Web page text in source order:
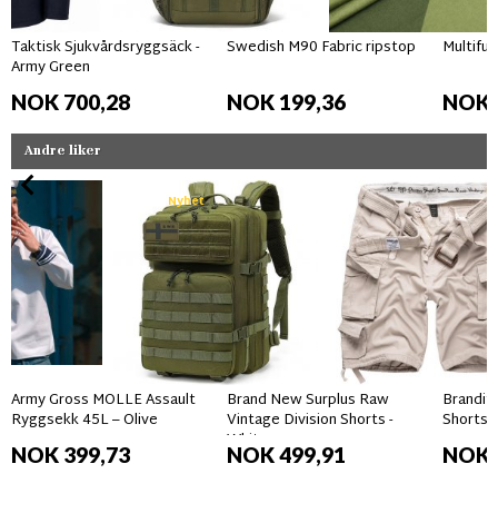
Taktisk Sjukvårdsryggsäck -
Army Green
NOK 700,28
Swedish M90 Fabric ripstop
NOK 199,36 NOK
Andre liker
Nyhet
Army Gross MOLLE Assault
Ryggsekk 45L – Olive
NOK 399,73
Brand New Surplus Raw
Vintage Division Shorts -
White
NOK 499,91
Brandit
Shorts
NOK